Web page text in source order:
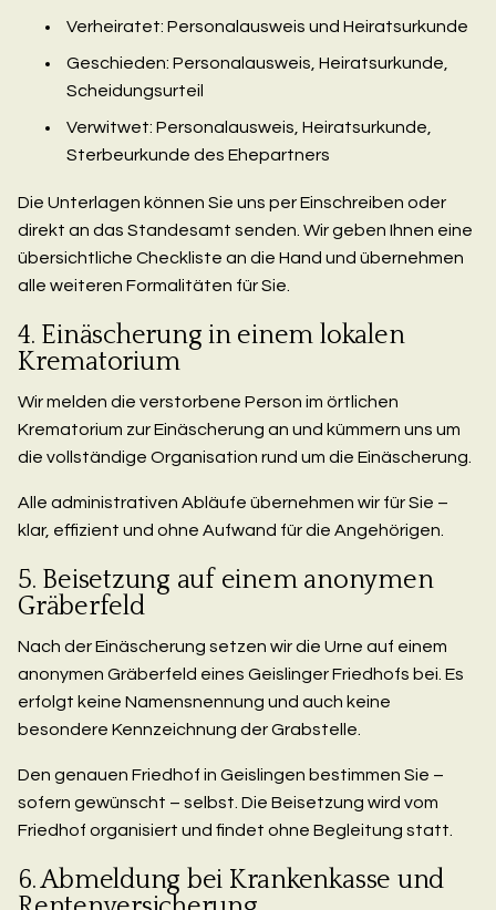
Verheiratet: Personalausweis und Heiratsurkunde
Geschieden: Personalausweis, Heiratsurkunde,
Scheidungsurteil
Verwitwet: Personalausweis, Heiratsurkunde,
Sterbeurkunde des Ehepartners
Die Unterlagen können Sie uns per Einschreiben oder
direkt an das Standesamt senden. Wir geben Ihnen eine
übersichtliche Checkliste an die Hand und übernehmen
alle weiteren Formalitäten für Sie.
4. Einäscherung in einem lokalen
Krematorium
Wir melden die verstorbene Person im örtlichen
Krematorium zur Einäscherung an und kümmern uns um
die vollständige Organisation rund um die Einäscherung.
Alle administrativen Abläufe übernehmen wir für Sie –
klar, effizient und ohne Aufwand für die Angehörigen.
5. Beisetzung auf einem anonymen
Gräberfeld
Nach der Einäscherung setzen wir die Urne auf einem
anonymen Gräberfeld eines Geislinger Friedhofs bei. Es
erfolgt keine Namensnennung und auch keine
besondere Kennzeichnung der Grabstelle.
Den genauen Friedhof in Geislingen bestimmen Sie –
sofern gewünscht – selbst. Die Beisetzung wird vom
Friedhof organisiert und findet ohne Begleitung statt.
6. Abmeldung bei Krankenkasse und